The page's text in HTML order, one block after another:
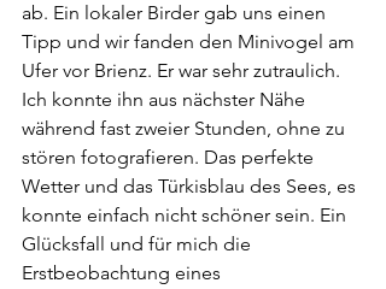
ab. Ein lokaler Birder gab uns einen
Tipp und wir fanden den Minivogel am
Ufer vor Brienz. Er war sehr zutraulich.
Ich konnte ihn aus nächster Nähe
während fast zweier Stunden, ohne zu
stören fotografieren. Das perfekte
Wetter und das Türkisblau des Sees, es
konnte einfach nicht schöner sein. Ein
Glücksfall und für mich die
Erstbeobachtung eines